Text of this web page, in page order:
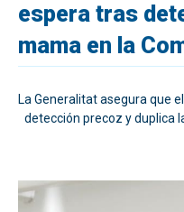
espera tras
mama en la
La Generalitat asegura que
detección precoz y duplica